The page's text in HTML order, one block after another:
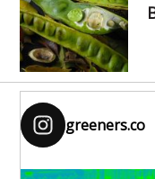
greeners.co